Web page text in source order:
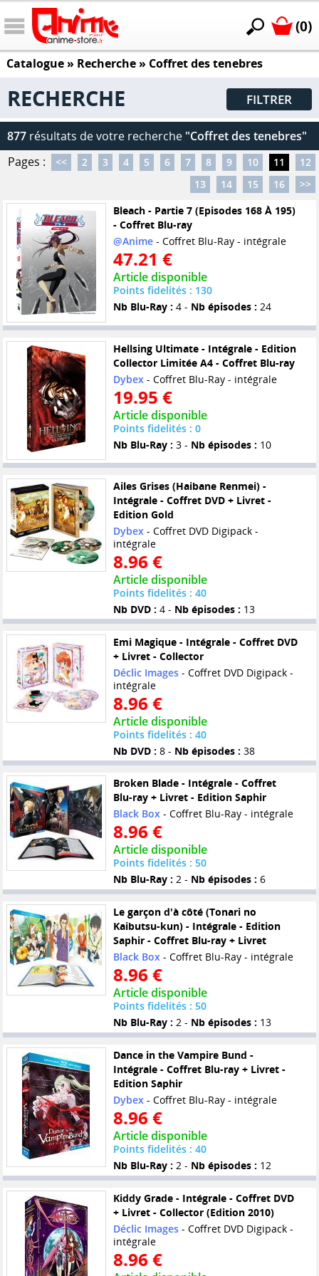
(0)
Catalogue» Recherche » Coffret des tenebres
RECHERCHE FILTRER
877 résultats de votre recherche "Coffret des tenebres"
Pages :
<< 2 3 4 5 6 7 8 9 10 11
12
13
14 15 16
>>
Bleach - Partie 7 (Episodes 168 À 195)
- Coffret Blu-ray
@Anime- Coffret Blu-Ray - intégrale
47.21 €
Article disponible
Points fidelités : 130
Nb Blu-Ray : 4 - Nb épisodes : 24
Hellsing Ultimate - Intégrale - Edition
Collector Limitée A4 - Coffret Blu-ray
Dybex - Coffret Blu-Ray - intégrale
19.95 €
Article disponible
Points fidelités : 0
Nb Blu-Ray : 3 - Nb épisodes : 10
Ailes Grises (Haibane Renmei) -
Intégrale - Coffret DVD + Livret -
Edition Gold
Dybex - Coffret DVD Digipack -
intégrale
8.96 €
Article disponible
Points fidelités : 40
Nb DVD : 4 - Nb épisodes : 13
Emi Magique - Intégrale - Coffret DVD
+ Livret - Collector
Déclic Images- Coffret DVD Digipack -
intégrale
8.96 €
Article disponible
Points fidelités : 40
Nb DVD : 8 - Nb épisodes : 38
Broken Blade - Intégrale - Coffret
Blu-ray + Livret - Edition Saphir
Black Box- Coffret Blu-Ray - intégrale
8.96 €
Article disponible
Points fidelités : 50
Nb Blu-Ray : 2 - Nb épisodes : 6
Le garçon d'à côté (Tonari no
Kaibutsu-kun) - Intégrale - Edition
Saphir - Coffret Blu-ray + Livret
Black Box- Coffret Blu-Ray - intégrale
8.96 €
Article disponible
Points fidelités : 50
Nb Blu-Ray : 2 - Nb épisodes : 13
Dance in the Vampire Bund -
Intégrale - Coffret Blu-ray + Livret -
Edition Saphir
Dybex- Coffret Blu-Ray - intégrale
8.96 €
Article disponible
Points fidelités : 40
Nb Blu-Ray : 2 - Nb épisodes : 12
Kiddy Grade - Intégrale - Coffret DVD
+ Livret - Collector (Edition 2010)
Déclic Images- Coffret DVD Digipack -
intégrale
8.96 €